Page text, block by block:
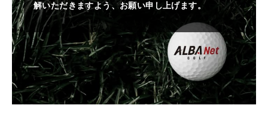
解いただきますよう、お願い申し上げます。